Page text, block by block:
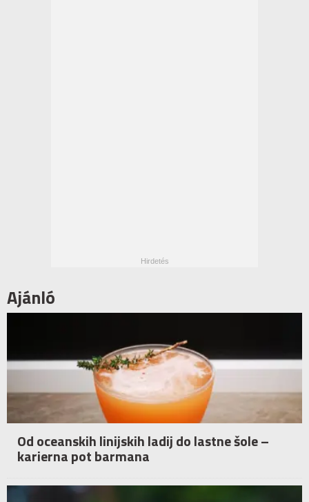
Ajánló
Od oceanskih linijskih ladij do lastne šole –
karierna pot barmana